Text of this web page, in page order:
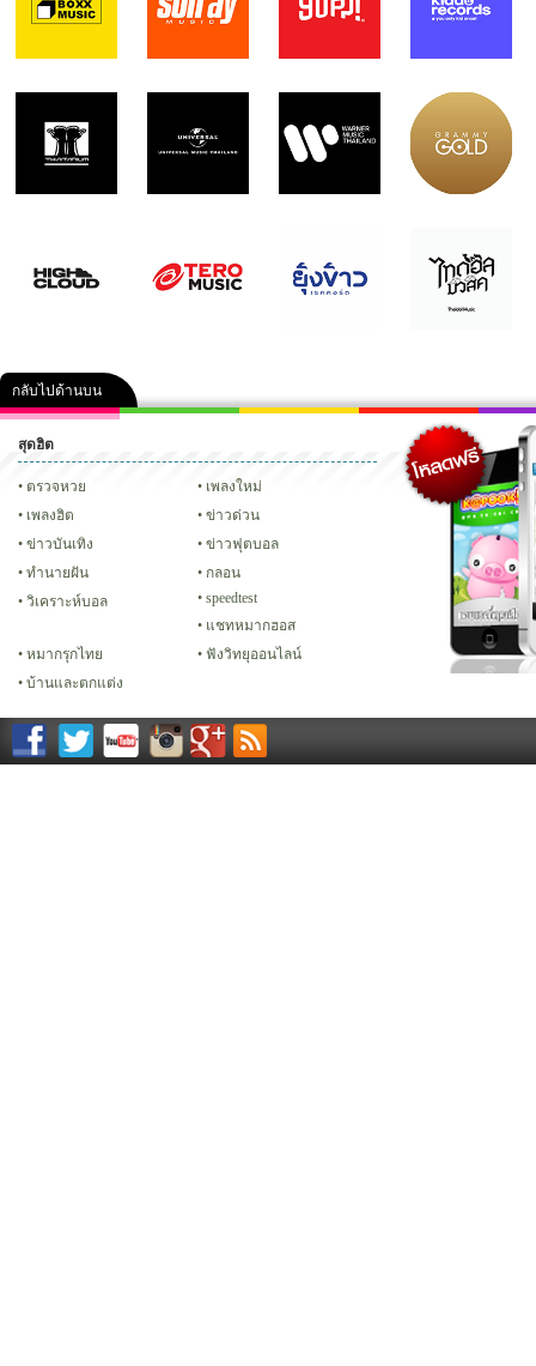
กลับไปด้านบน
คลิป ภาพ ปฏิทิน 2556 เฟซบุ๊ก ทวิ
Glitter
สุดฮิต
ตรวจหวย
เพลงใหม่
เพลงฮิต
ข่าวด่วน
ข่าวบันเทิง
ข่าวฟุตบอล
ทํานายฝัน
กลอน
วิเคราะห์บอล
speedtest
แชทหมากฮอส
หมากรุกไทย
ฟังวิทยุออนไลน์
บ้านและตกแต่ง